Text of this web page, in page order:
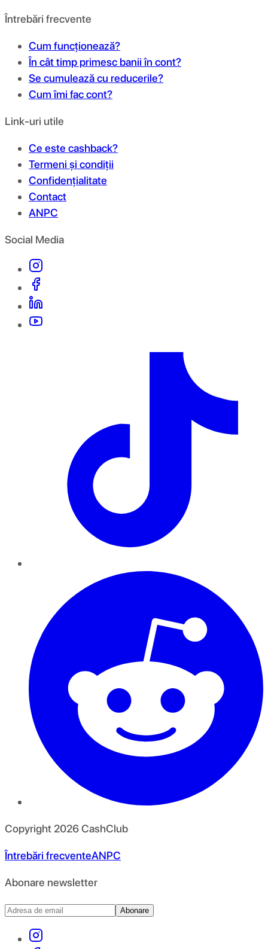
Întrebări frecvente
Cum funcționează?
În cât timp primesc banii în cont?
Se cumulează cu reducerile?
Cum îmi fac cont?
Link-uri utile
Ce este cashback?
Termeni și condiții
Confidențialitate
Contact
ANPC
Social Media
Copyright 2026CashClub
Întrebări frecventeANPC
Abonare newsletter
Abonare